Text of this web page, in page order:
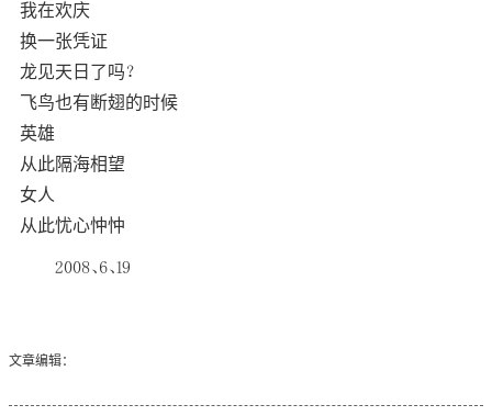
我在欢庆
换一张凭证
龙见天日了吗？
飞鸟也有断翅的时候
英雄
从此隔海相望
女人
从此忧心忡忡
2008、6、19
文章编辑：